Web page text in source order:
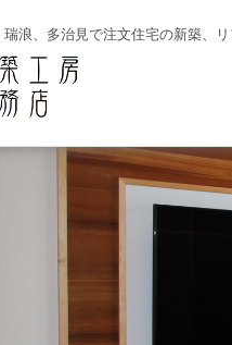
浪、多治見で注文住宅の新築、